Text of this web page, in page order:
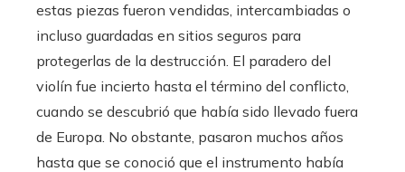
estas piezas fueron vendidas, intercambiadas o
incluso guardadas en sitios seguros para
protegerlas de la destrucción. El paradero del
violín fue incierto hasta el término del conflicto,
cuando se descubrió que había sido llevado fuera
de Europa. No obstante, pasaron muchos años
hasta que se conoció que el instrumento había